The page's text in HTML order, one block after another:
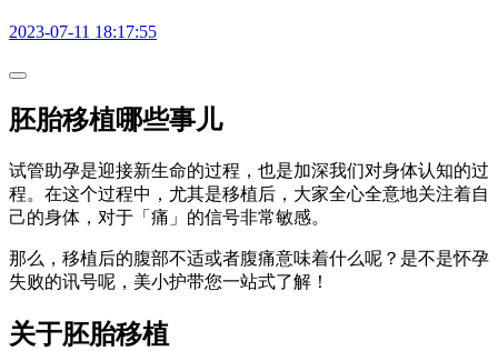
2023-07-11 18:17:55
胚胎移植哪些事儿
试管助孕是迎接新生命的过程，也是加深我们对身体认知的过
程。在这个过程中，尤其是移植后，大家全心全意地关注着自
己的身体，对于「痛」的信号非常敏感。
那么，移植后的腹部不适或者腹痛意味着什么呢？是不是怀孕
失败的讯号呢，美小护带您一站式了解！
关于胚胎移植